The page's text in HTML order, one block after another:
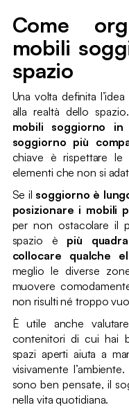
Come
mobili
spazio
Una volta definita
alla realtà dello
mobili soggiorno
soggiorno più
chiave è rispettare
elementi che non si
Se il soggiorno è
posizionare i mobili
per non ostacolare il
spazio è più
collocare qualche
meglio le diverse
muovere
non risulti né troppo
È utile anche
contenitori di cui hai
spazi aperti aiuta a
visivamente
sono ben pensate, il
nella vita quotidiana.